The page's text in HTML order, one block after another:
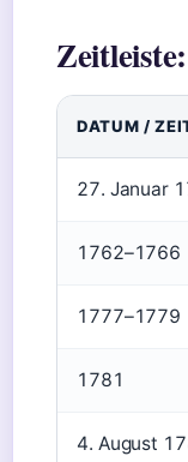
DATUM /
27. Januar
1762–1766
1777–1779
1781
4. August